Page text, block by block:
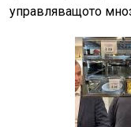
управляващото